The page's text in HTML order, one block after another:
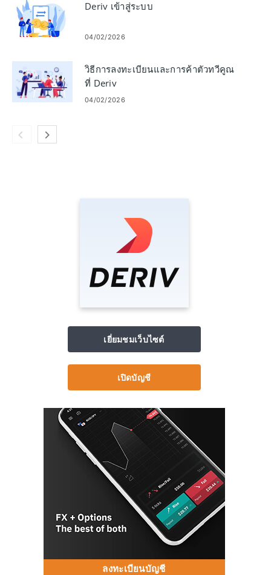
Deriv เข้าสู่ระบบ
04/02/2026
วิธีการลงทะเบียนและการค้าตัวทวีคูณ
ที่ Deriv
04/02/2026
เยี่ยมชมเว็บไซต์
เปิดบัญชี
ลงทะเบียนบัญชี